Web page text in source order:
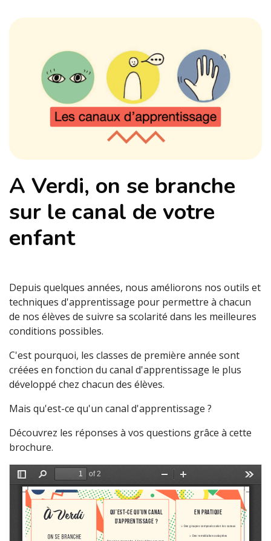
A Verdi, on se branche
sur le canal de votre
enfant
Depuis quelques années, nous améliorons nos outils et
techniques d'apprentissage pour permettre à chacun
de nos élèves de suivre sa scolarité dans les meilleures
conditions possibles.
C'est pourquoi, les classes de première année sont
créées en fonction du canal d'apprentissage le plus
développé chez chacun des élèves.
Mais qu'est-ce qu'un canal d'apprentissage ?
Découvrez les réponses à vos questions grâce à cette
brochure.